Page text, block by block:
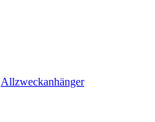
Allzweckanhänger